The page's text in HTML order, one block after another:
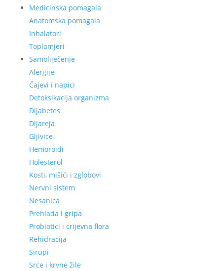
Medicinska pomagala
Anatomska pomagala
Inhalatori
Toplomjeri
Samoliječenje
Alergije
Čajevi i napici
Detoksikacija organizma
Dijabetes
Dijareja
Gljivice
Hemoroidi
Holesterol
Kosti, mišići i zglobovi
Nervni sistem
Nesanica
Prehlada i gripa
Probiotici i crijevna flora
Rehidracija
Sirupi
Srce i krvne žile